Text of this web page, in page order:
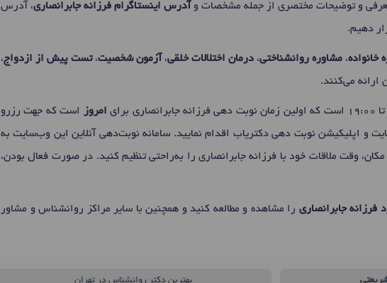
و توضیحات مختصری از جمله مشخصات و آدرس اینستاگرام فرزانه جابرانصاری، آدرس
دهیم.
خانواده، مشاوره روانشناختی، درمان اختلالات خلقی، آزمون شخصیت،تست پیش از ازدواج،
ارائه می‌کنند.
امروز
است که جهت رزرو
و اپلیکیشن نوبت دهی دکتریاب اقدام نمایید. سامانه نوبت‌دهی آنلاین این وب‌سایت به
وقت ملاقات خود با فرزانه جابرانصاری را به‌راحتی تنظیم کنید. در صورت فعال بودن،
فرزانه جابرانصاری را مشاهده و مطالعه کنید و همچنین با سایر مراکز روانشناس و مشاور
بهترین دکتر روانشناس در تهران